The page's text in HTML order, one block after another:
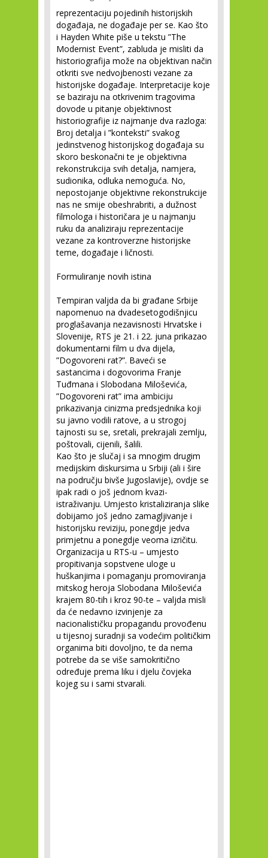
reprezentaciju pojedinih historijskih
događaja, ne događaje per se. Kao što
i Hayden White piše u tekstu ”The
Modernist Event”, zabluda je misliti da
historiografija može na objektivan način
otkriti sve nedvojbenosti vezane za
historijske događaje. Interpretacije koje
se baziraju na otkrivenim tragovima
dovode u pitanje objektivnost
historiografije iz najmanje dva razloga:
Broj detalja i ”konteksti” svakog
jedinstvenog historijskog događaja su
skoro beskonačni te je objektivna
rekonstrukcija svih detalja, namjera,
sudionika, odluka nemoguća. No,
nepostojanje objektivne rekonstrukcije
nas ne smije obeshrabriti, a dužnost
filmologa i historičara je u najmanju
ruku da analiziraju reprezentacije
vezane za kontroverzne historijske
teme, događaje i ličnosti.
Formuliranje novih istina
Tempiran valjda da bi građane Srbije
napomenuo na dvadesetogodišnjicu
proglašavanja nezavisnosti Hrvatske i
Slovenije, RTS je 21. i 22. juna prikazao
dokumentarni film u dva dijela,
”Dogovoreni rat?”. Baveći se
sastancima i dogovorima Franje
Tuđmana i Slobodana Miloševića,
”Dogovoreni rat” ima ambiciju
prikazivanja cinizma predsjednika koji
su javno vodili ratove, a u strogoj
tajnosti su se, sretali, prekrajali zemlju,
poštovali, cijenili, šalili.
Kao što je slučaj i sa mnogim drugim
medijskim diskursima u Srbiji (ali i šire
na području bivše Jugoslavije), ovdje se
ipak radi o još jednom kvazi-
istraživanju. Umjesto kristaliziranja slike
dobijamo još jedno zamagljivanje i
historijsku reviziju, ponegdje jedva
primjetnu a ponegdje veoma izričitu.
Organizacija u RTS-u – umjesto
propitivanja sopstvene uloge u
huškanjima i pomaganju promoviranja
mitskog heroja Slobodana Miloševića
krajem 80-tih i kroz 90-te – valjda misli
da će nedavno izvinjenje za
nacionalističku propagandu provođenu
u tijesnoj suradnji sa vodećim političkim
organima biti dovoljno, te da nema
potrebe da se više samokritično
određuje prema liku i djelu čovjeka
kojeg su i sami stvarali.